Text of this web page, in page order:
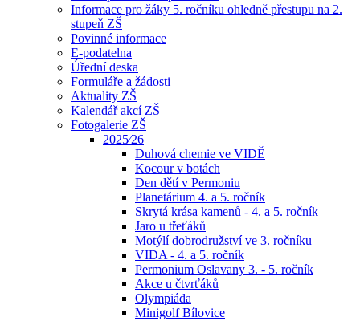
Informace pro žáky 5. ročníku ohledně přestupu na 2.
stupeň ZŠ
Povinné informace
E-podatelna
Úřední deska
Formuláře a žádosti
Aktuality ZŠ
Kalendář akcí ZŠ
Fotogalerie ZŠ
2025⁄26
Duhová chemie ve VIDĚ
Kocour v botách
Den dětí v Permoniu
Planetárium 4. a 5. ročník
Skrytá krása kamenů - 4. a 5. ročník
Jaro u třeťáků
Motýlí dobrodružství ve 3. ročníku
VIDA - 4. a 5. ročník
Permonium Oslavany 3. - 5. ročník
Akce u čtvrťáků
Olympiáda
Minigolf Bílovice